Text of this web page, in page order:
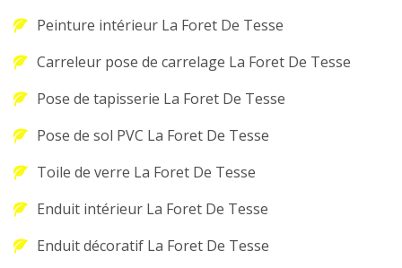
Peinture intérieur La Foret De Tesse
Carreleur pose de carrelage La Foret De Tesse
Pose de tapisserie La Foret De Tesse
Pose de sol PVC La Foret De Tesse
Toile de verre La Foret De Tesse
Enduit intérieur La Foret De Tesse
Enduit décoratif La Foret De Tesse